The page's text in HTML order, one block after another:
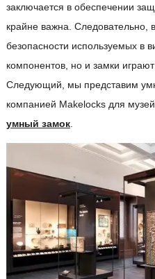
заключается в обеспечении
крайне важна. Следовательно,
безопасности используемых в
компонентов, но и замки
Следующий, мы представим
компанией Makelocks для
умный замок.